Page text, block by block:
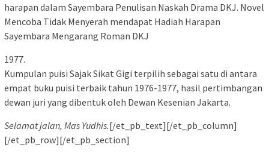
harapan dalam Sayembara Penulisan Naskah Drama DKJ. Novel
Mencoba Tidak Menyerah mendapat Hadiah Harapan
Sayembara Mengarang Roman DKJ
1977.
Kumpulan puisi Sajak Sikat Gigi terpilih sebagai satu di antara
empat buku puisi terbaik tahun 1976-1977, hasil pertimbangan
dewan juri yang dibentuk oleh Dewan Kesenian Jakarta.
Selamat jalan, Mas Yudhis.[/et_pb_text][/et_pb_column]
[/et_pb_row][/et_pb_section]